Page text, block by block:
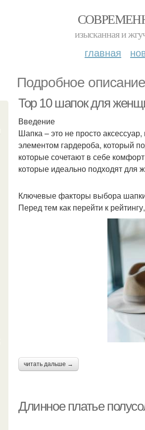
изысканная и
главная
Подробное описание
Top 10 шапок для
Введение
Шапка – это не просто
элементом гардероба, который
которые сочетают в себе
которые идеально подходят для
Ключевые факторы выбора
Перед тем как перейти к
читать дальше →
Длинное платье